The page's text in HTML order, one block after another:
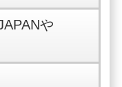
や